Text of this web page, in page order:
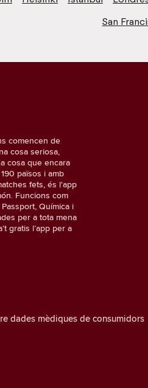
San
comencen de
cosa seriosa,
cosa que encara
països i amb
fets, és l'app
Funcions com
Química i
per a tota mena
gratis l’app per a
dades mèdiques de consumidors